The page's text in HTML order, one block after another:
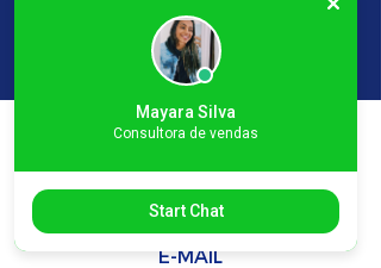
SELAPLAST nas redes sociais:
FABRICANTE DE MÁQUINAS SELADORAS
E-MAIL
Mayara Silva
Consultora de vendas
Start Chat